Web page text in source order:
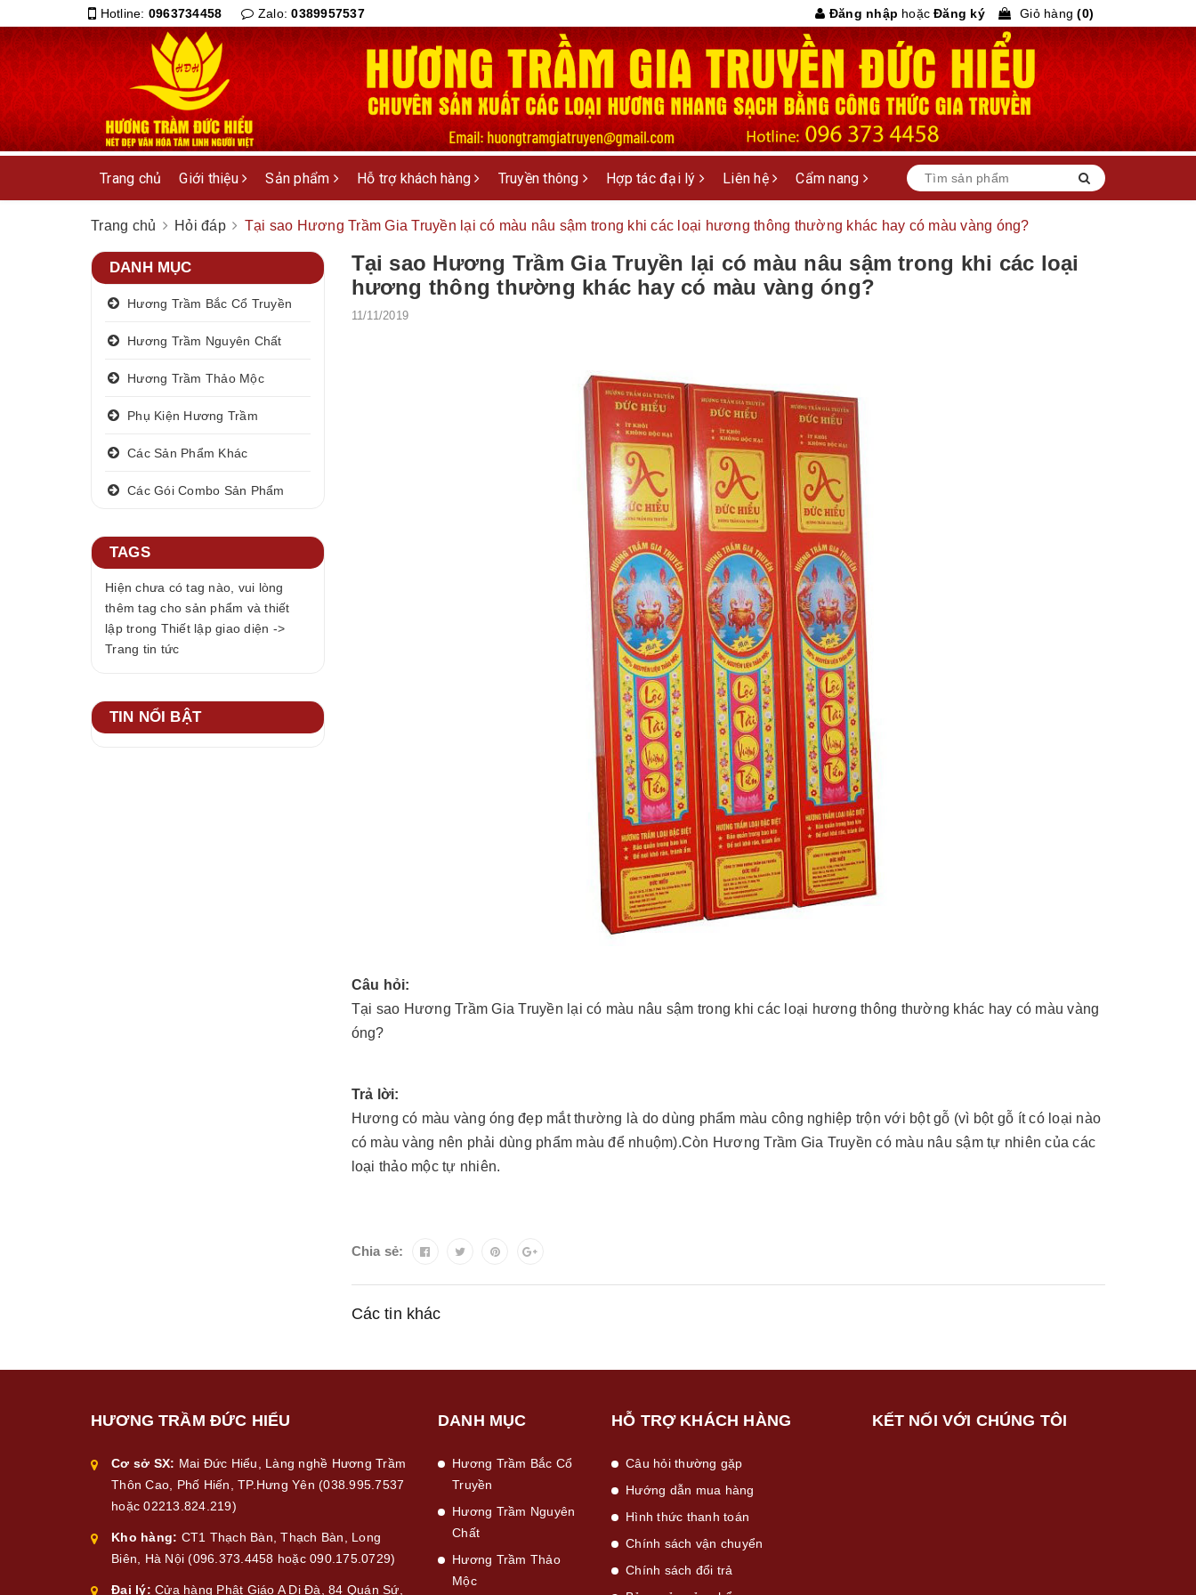
Hotline: 0963734458 Zalo:0389957537 Đăng nhập hoặc Đăng ký Giỏ hàng (0)
Trang chủ Giới thiệu Sản phẩm Hỗ trợ khách hàng Truyền thông Hợp tác đại lý Liên hệ Cẩm nang
Trang chủ Hỏi đáp Tại sao Hương Trầm Gia Truyền lại có màu nâu sậm trong khi các loại hương thông thường khác hay có màu vàng óng?
Tại sao Hương Trầm Gia Truyền lại có màu nâu sậm trong khi các loại
hương thông thường khác hay có màu vàng óng?
11/11/2019
Câu hỏi:
Tại sao Hương Trầm Gia Truyền lại có màu nâu sậm trong khi các loại hương thông thường khác hay có màu vàng
óng?
Trả lời:
Hương có màu vàng óng đẹp mắt thường là do dùng phẩm màu công nghiệp trộn với bột gỗ (vì bột gỗ ít có loại nào
có màu vàng nên phải dùng phẩm màu để nhuộm).Còn Hương Trầm Gia Truyền có màu nâu sậm tự nhiên của các
loại thảo mộc tự nhiên.
Chia sẻ:
Các tin khác
DANH MỤC
Hương Trầm Bắc Cổ Truyền
Hương Trầm Nguyên Chất
Hương Trầm Thảo Mộc
Phụ Kiện Hương Trầm
Các Sản Phẩm Khác
Các Gói Combo Sản Phẩm
TAGS
Hiện chưa có tag nào, vui lòng
thêm tag cho sản phẩm và thiết
lập trong Thiết lập giao diện ->
Trang tin tức
TIN NỔI BẬT
HƯƠNG TRẦM ĐỨC HIỂU
Cơ sở SX: Mai Đức Hiểu, Làng nghề Hương Trầm
Thôn Cao, Phố Hiến, TP.Hưng Yên (038.995.7537
hoặc 02213.824.219)
Kho hàng: CT1 Thạch Bàn, Thạch Bàn, Long
Biên, Hà Nội (096.373.4458 hoặc 090.175.0729)
Đại lý: Cửa hàng Phật Giáo A Di Đà, 84 Quán Sứ,
DANH MỤC
Hương Trầm Bắc Cổ
Truyền
Hương Trầm Nguyên
Chất
Hương Trầm Thảo
Mộc
HỖ TRỢ KHÁCH HÀNG
Câu hỏi thường gặp
Hướng dẫn mua hàng
Hình thức thanh toán
Chính sách vận chuyển
Chính sách đổi trả
KẾT NỐI VỚI CHÚNG TÔI